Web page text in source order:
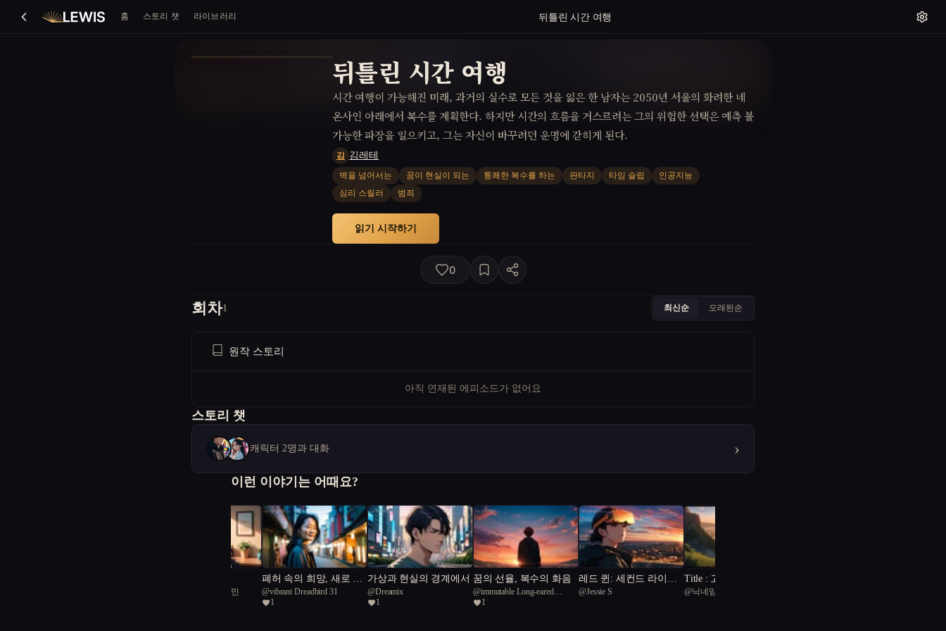
홈 스토리 챗 라이브러리 뒤틀린 시간 여행
뒤틀린 시간 여행
시간 여행이 가능해진 미래, 과거의 실수로 모든 것을 잃은 한 남자는 2050년 서울의 화려한 네
온사인 아래에서 복수를 계획한다. 하지만 시간의 흐름을 거스르려는 그의 위험한 선택은 예측 불
가능한 파장을 일으키고, 그는 자신이 바꾸려던 운명에 갇히게 된다.
김 김레테
벽을 넘어서는 꿈이 현실이 되는 통쾌한 복수를 하는 판타지 타임 슬립
인공지능
심리 스릴러
범죄
읽기 시작하기
0
회차1 최신순 오래된순
원작 스토리
아직 연재된 에피소드가 없어요
스토리 챗
캐릭터 2명과 대화 ›
이런 이야기는 어때요?
서울공화국일급시민
폐허 속의 희망, 새로 세
울 서울을 향해
@vibrant Dreadbird 31
1
가상과 현실의 경계에서
@Dreamix
1
꿈의 선율, 복수의 화음
@immutable Long-eared
tortoise 49
1
레드 퀸: 세컨드 라이프
의 반역자
@Jessie S
Title : 고대의 비밀을 찾
아서
@닉네임을 어떻게 정하지?